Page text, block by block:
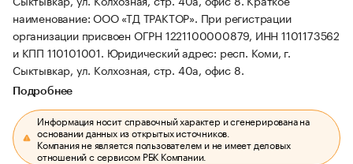
наименование: ООО «ТД ТРАКТОР». При регистрации
организации присвоен ОГРН 1221100000879, ИНН 1101173562
и КПП 110101001. Юридический адрес: респ. Коми, г.
Сыктывкар, ул. Колхозная, стр. 40а, офис 8.
Подробнее
Информация носит справочный характер и сгенерирована на
основании данных из открытых источников.
Компания не является пользователем и не имеет деловых
отношений с сервисом РБК Компании.